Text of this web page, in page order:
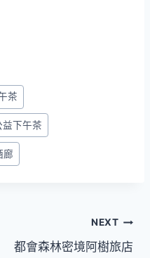
茶
益下午茶
廊
NEXT
都會森林密境阿樹旅店